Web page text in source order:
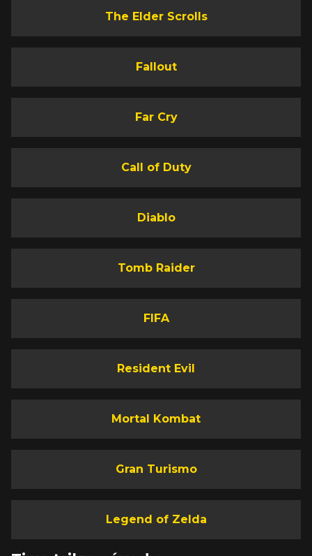
The Elder Scrolls
Fallout
Far Cry
Call of Duty
Diablo
Tomb Raider
FIFA
Resident Evil
Mortal Kombat
Gran Turismo
Legend of Zelda